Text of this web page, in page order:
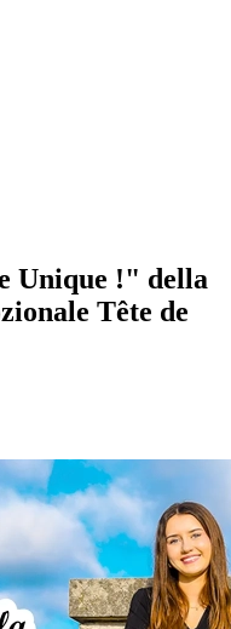
Unique !" della
Tête de